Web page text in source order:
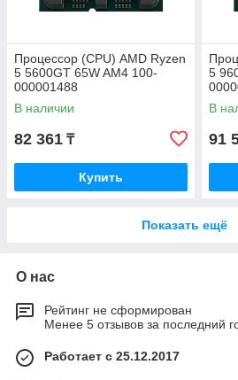
Процессор (CPU) AMD Ryzen
5 5600GT 65W AM4 100-
000001488
В наличии
82 361 ₸
Купить
5
В
91
Показать ещё
О нас
Рейтинг не сформирован
Менее 5 отзывов за последний
Работает с 25.12.2017